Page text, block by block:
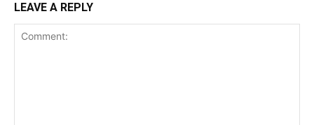
LEAVE A REPLY